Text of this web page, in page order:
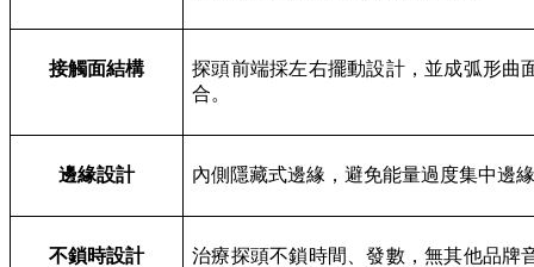
接觸面結構
探頭前端採左右擺動設計，並成弧形曲
合。
邊緣設計 內側隱藏式邊緣，避免能量過度集中邊
不鎖時設計
治療探頭不鎖時間、發數，無其他品牌